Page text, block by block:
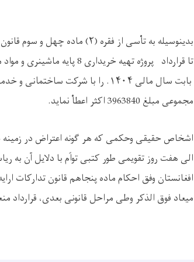
بدینوسیله به تاْسی از فقره (۲)
تا قرارداد پروژه
تهیه خریداری 8 پایه
بابت سال مالی ۱۴۰۴.
را با شرکت ساختمانی و
مجموعی مبلغ 3963840 اکثر اعطاْ نماید.
اشخاص حقیقی وحکمی که هر گونه اعتراض در زمینه
الی هفت روز تقویمی طور کتبی تواًم با دلایل آن به
افغانستان وفق احکام ماده پنجاهم قانون تدارکات
میعاد فوق الذکر وطی مراحل قانونی بعدی، قرارداد